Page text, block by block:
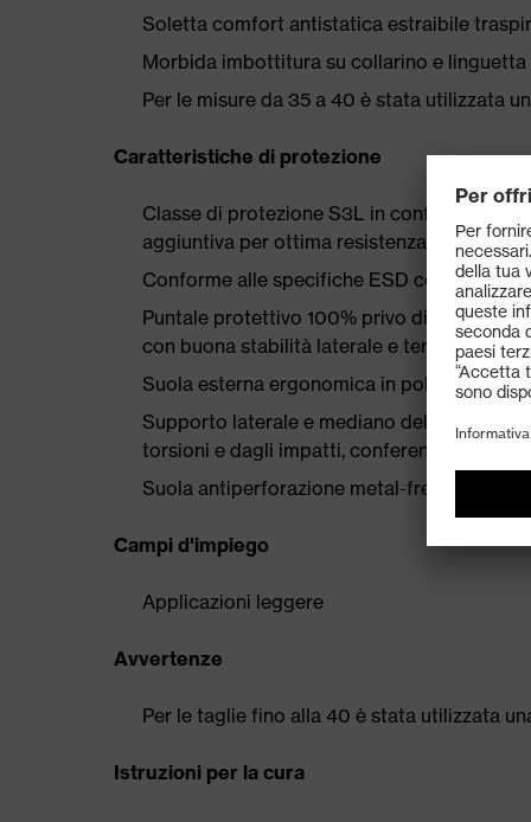
Soletta comfort antistatica estraibile
Morbida imbottitura su collarino e linguetta
Per le misure da 35 a 40 è stata utilizzata
Caratteristiche di protezione
Classe di protezione S3L in conformità alla
aggiuntiva per ottima resistenza allo
Conforme alle specifiche ESD con
Puntale protettivo 100% privo di metallo
con buona stabilità laterale e
Suola esterna ergonomica in poliuretano
Supporto laterale e mediano del piede
torsioni e dagli impatti, conferendo al piede
Suola antiperforazione metal-free che
Campi d'impiego
Applicazioni leggere
Avvertenze
Per le taglie fino alla 40 è stata utilizzata
Istruzioni per la cura